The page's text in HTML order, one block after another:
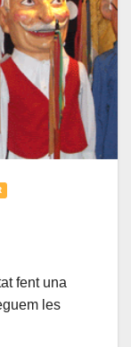
fent una
les